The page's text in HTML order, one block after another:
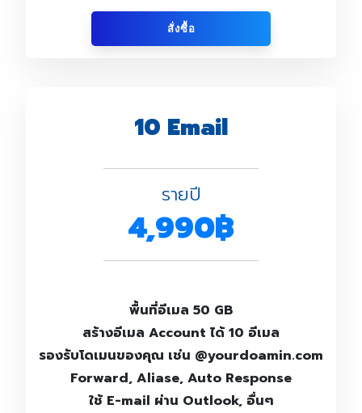
สั่งซื้อ
10 Email
รายปี
4,990฿
พื้นที่อีเมล 50 GB
สร้างอีเมล Account ได้ 10 อีเมล
รองรับโดเมนของคุณ เช่น @yourdoamin.com
Forward, Aliase, Auto Response
ใช้ E-mail ผ่าน Outlook, อื่นๆ